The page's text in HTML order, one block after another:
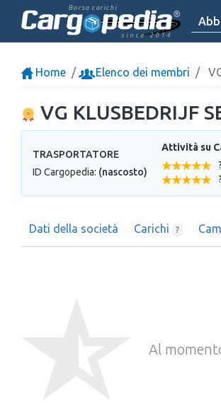
Borsa carichi
since 2014
Home Elenco dei membri
VG KLUSBEDRIJF
TRASPORTATORE
ID Cargopedia: (nascosto)
Attività su
Dati della società Carichi ?
Al